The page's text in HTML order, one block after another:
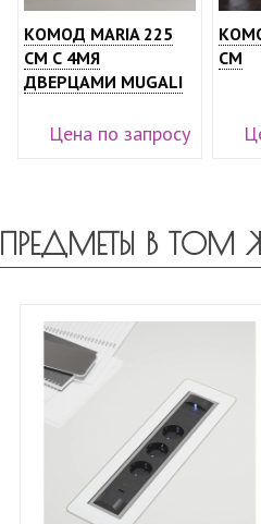
КОМОД MARIA 225
СМ С 4МЯ
ДВЕРЦАМИ MUGALI
Цена по запросу
СМ
ПРЕДМЕТЫ В ТОМ